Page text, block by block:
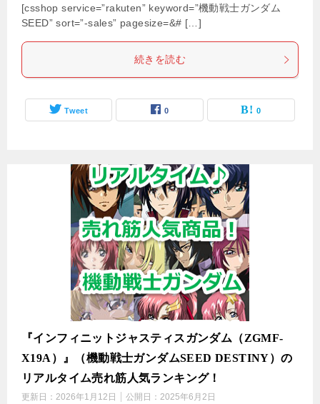
[csshop service=”rakuten” keyword=”機動戦士ガンダム
SEED” sort=”-sales” pagesize=&# […]
続きを読む
Tweet 0 0
『インフィニットジャスティスガンダム（ZGMF-
X19A）』（機動戦士ガンダムSEED DESTINY）の
リアルタイム売れ筋人気ランキング！
更新日： 2026年1月12日 公開日： 2025年6月2日